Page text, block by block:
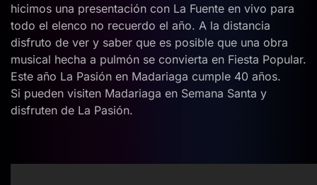
hicimos una presentación con La Fuente en vivo para
todo el elenco no recuerdo el año. A la distancia
disfruto de ver y saber que es posible que una obra
musical hecha a pulmón se convierta en Fiesta Popular.
Este año La Pasión en Madariaga cumple 40 años.
Si pueden visiten Madariaga en Semana Santa y
disfruten de La Pasión.